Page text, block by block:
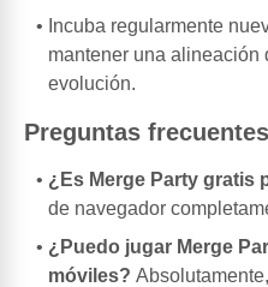
Incuba regularmente
mantener una alineación
evolución.
Preguntas frecuentes
¿Es Merge Party gratis
de navegador
¿Puedo jugar Merge
móviles?